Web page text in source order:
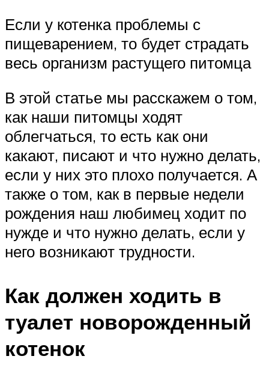
Если у котенка проблемы с
пищеварением, то будет страдать
весь организм растущего питомца
В этой статье мы расскажем о том,
как наши питомцы ходят
облегчаться, то есть как они
какают, писают и что нужно делать,
если у них это плохо получается. А
также о том, как в первые недели
рождения наш любимец ходит по
нужде и что нужно делать, если у
него возникают трудности.
Как должен ходить в
туалет новорожденный
котенок